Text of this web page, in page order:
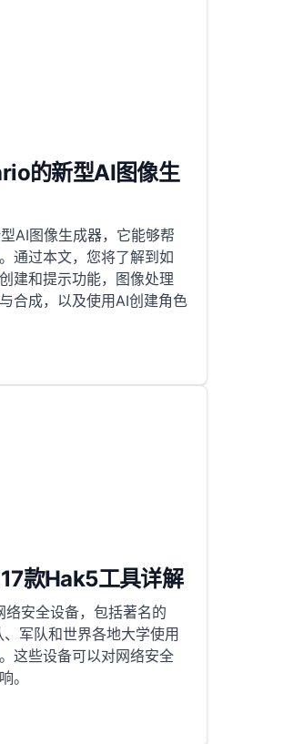
的新型AI图像生
AI图像生成器，它能够帮
通过本文，您将了解到如
建和提示功能，图像处理
合成，以及使用AI创建角色
款Hak5工具详解
安全设备，包括著名的
军队和世界各地大学使用
这些设备可以对网络安全
。